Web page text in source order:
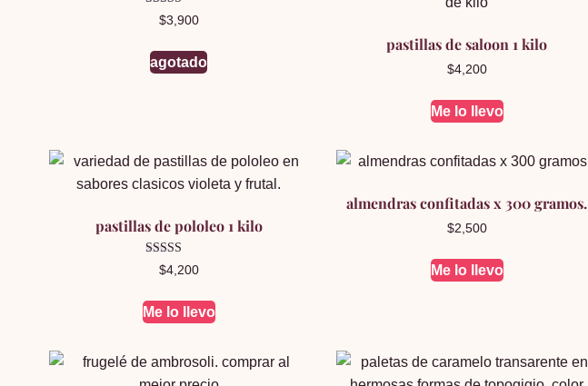
Valorado en
5.00
$3,900
agotado
pastillas de saloon 1 kilo
$4,200
Me lo llevo
pastillas de pololeo 1 kilo
Valorado en
5.00
$4,200
Me lo llevo
almendras confitadas x 300 gramos.
$2,500
Me lo llevo